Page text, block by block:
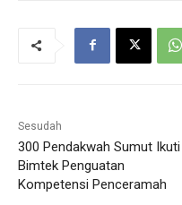
Sesudah
300 Pendakwah Sumut Ikuti
Bimtek Penguatan
Kompetensi Penceramah